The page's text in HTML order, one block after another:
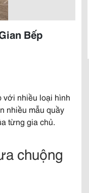
Bếp
với nhiều loại hình
nhiều mẫu quầy
từng gia chủ.
chuộng​